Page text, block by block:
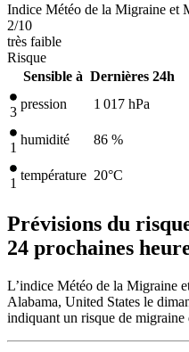
Indice Météo de la Migraine et
2/10
très faible
Risque
Sensible à Dernières 24h
3
pression 1 017 hPa
1
humidité 86 %
1
température 20°C
Prévisions du
24 prochaines
L’indice Météo de la Migraine
Alabama, United States le
indiquant un risque de migraine